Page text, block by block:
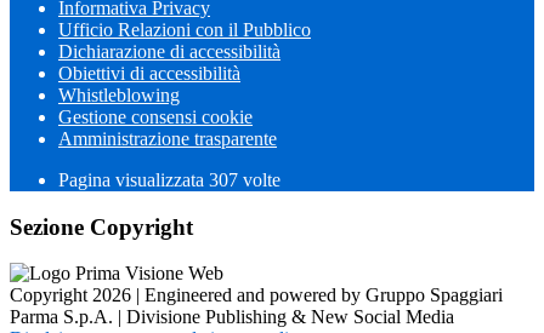
Informativa Privacy
Ufficio Relazioni con il Pubblico
Dichiarazione di accessibilità
Obiettivi di accessibilità
Whistleblowing
Gestione consensi cookie
Amministrazione trasparente
Pagina visualizzata 307 volte
Sezione Copyright
Copyright 2026 | Engineered and powered by Gruppo Spaggiari
Parma S.p.A. | Divisione Publishing & New Social Media